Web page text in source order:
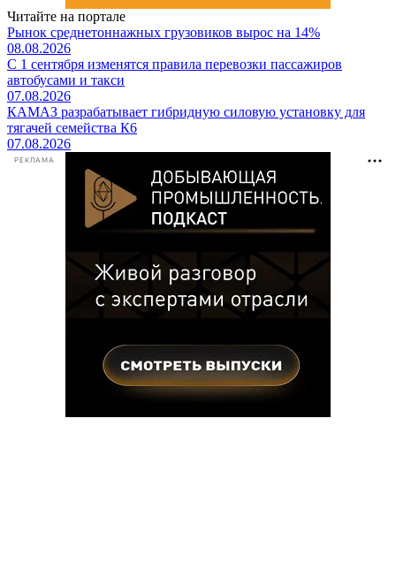
Читайте на портале
Рынок среднетоннажных грузовиков вырос на 14%
08.08.2026
С 1 сентября изменятся правила перевозки пассажиров
автобусами и такси
07.08.2026
КАМАЗ разрабатывает гибридную силовую установку для
тягачей семейства К6
07.08.2026
РЕКЛАМА